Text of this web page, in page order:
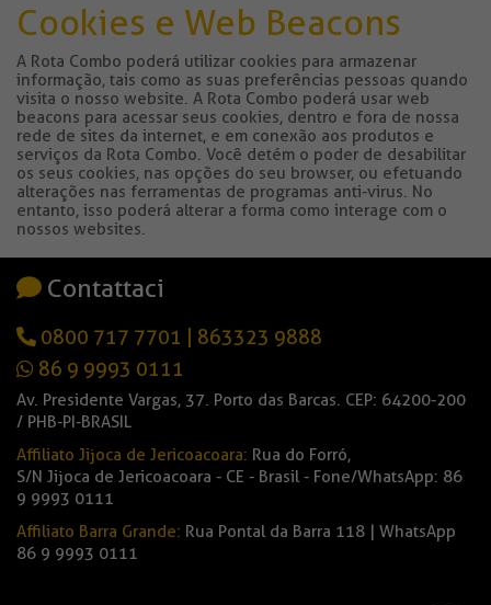
Cookies e Web Beacons
A Rota Combo poderá utilizar cookies para armazenar
informação, tais como as suas preferências pessoas quando
visita o nosso website. A Rota Combo poderá usar web
beacons para acessar seus cookies, dentro e fora de nossa
rede de sites da internet, e em conexão aos produtos e
serviços da Rota Combo. Você detém o poder de desabilitar
os seus cookies, nas opções do seu browser, ou efetuando
alterações nas ferramentas de programas anti-virus. No
entanto, isso poderá alterar a forma como interage com o
nossos websites.
Contattaci
0800 717 7701
863323 9888
86 9 9993 0111
Av. Presidente Vargas, 37. Porto das Barcas. CEP: 64200-200
/ PHB-PI-BRASIL
Affiliato Jijoca de Jericoacoara: Rua do Forró,
S/N Jijoca de Jericoacoara - CE - Brasil - Fone/WhatsApp: 86
9 9993 0111
Affiliato Barra Grande: Rua Pontal da Barra 118 | WhatsApp
86 9 9993 0111